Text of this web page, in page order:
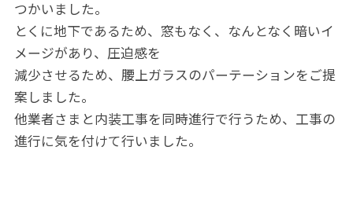
つかいました。
とくに地下であるため、窓もなく、なんとなく暗いイ
メージがあり、圧迫感を
減少させるため、腰上ガラスのパーテーションをご提
案しました。
他業者さまと内装工事を同時進行で行うため、工事の
進行に気を付けて行いました。